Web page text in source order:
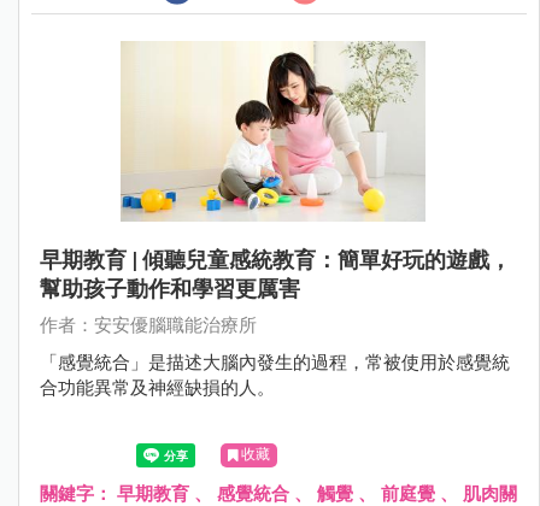
早期教育 | 傾聽兒童感統教育：簡單好玩的遊戲，
幫助孩子動作和學習更厲害
作者：安安優腦職能治療所
「感覺統合」是描述大腦內發生的過程，常被使用於感覺統
合功能異常及神經缺損的人。
收藏
關鍵字： 早期教育 、 感覺統合 、 觸覺 、 前庭覺 、 肌肉關